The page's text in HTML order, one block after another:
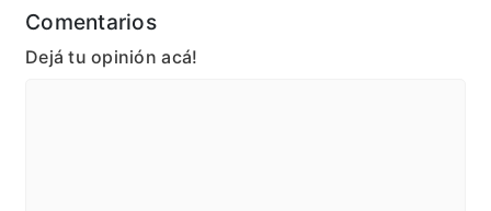
Comentarios
Dejá tu opinión acá!